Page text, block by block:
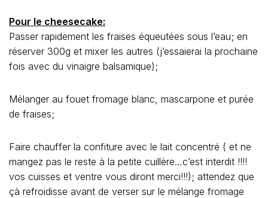
Pour le cheesecake:
Passer rapidement les fraises équeutées sous l’eau; en
réserver 300g et mixer les autres (j’essaierai la prochaine
fois avec du vinaigre balsamique);
Mélanger au fouet fromage blanc, mascarpone et purée
de fraises;
Faire chauffer la confiture avec le lait concentré ( et ne
mangez pas le reste à la petite cuillère…c’est interdit !!!!
vos cuisses et ventre vous diront merci!!!); attendez que
çà refroidisse avant de verser sur le mélange fromage